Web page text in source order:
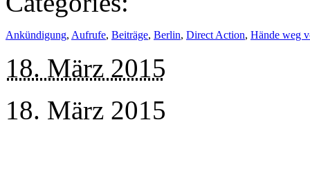
Ankündigung, Aufrufe, Beiträge, Berlin, Direct Action, Hände weg
18. März 2015
18. März 2015